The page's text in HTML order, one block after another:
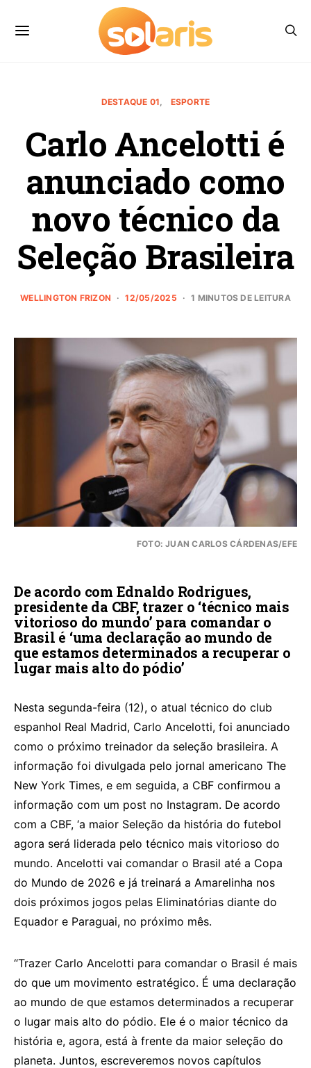
DESTAQUE 01 ESPORTE
Carlo Ancelotti é
anunciado como
novo técnico da
Seleção Brasileira
WELLINGTON FRIZON 12/05/2025 1 MINUTOS DE LEITURA
FOTO: JUAN CARLOS CÁRDENAS/EFE
De acordo com Ednaldo Rodrigues,
presidente da CBF, trazer o ‘técnico mais
vitorioso do mundo’ para comandar o
Brasil é ‘uma declaração ao mundo de
que estamos determinados a recuperar o
lugar mais alto do pódio’
Nesta segunda-feira (12), o atual técnico do club
espanhol Real Madrid, Carlo Ancelotti, foi anunciado
como o próximo treinador da seleção brasileira. A
informação foi divulgada pelo jornal americano The
New York Times, e em seguida, a CBF confirmou a
informação com um post no Instagram. De acordo
com a CBF, ‘a maior Seleção da história do futebol
agora será liderada pelo técnico mais vitorioso do
mundo. Ancelotti vai comandar o Brasil até a Copa
do Mundo de 2026 e já treinará a Amarelinha nos
dois próximos jogos pelas Eliminatórias diante do
Equador e Paraguai, no próximo mês.
“Trazer Carlo Ancelotti para comandar o Brasil é mais
do que um movimento estratégico. É uma declaração
ao mundo de que estamos determinados a recuperar
o lugar mais alto do pódio. Ele é o maior técnico da
história e, agora, está à frente da maior seleção do
planeta. Juntos, escreveremos novos capítulos